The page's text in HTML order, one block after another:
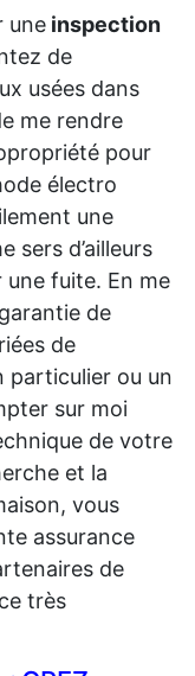
une inspection
de
usées dans
me rendre
pour
électro
une
sers d’ailleurs
fuite. En me
de
de
particulier ou un
sur moi
de votre
et la
vous
assurance
de
très